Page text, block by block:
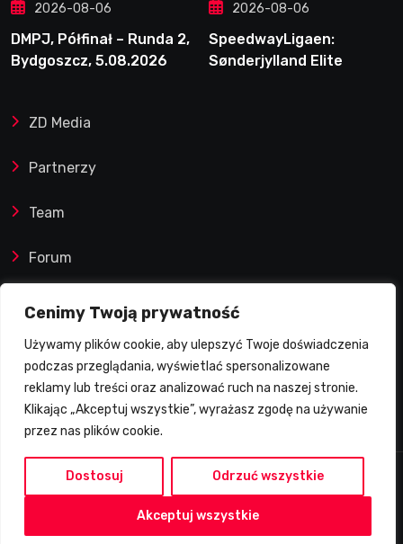
Cenimy Twoją prywatność
Używamy plików cookie, aby ulepszyć Twoje doświadczenia
podczas przeglądania, wyświetlać spersonalizowane
reklamy lub treści oraz analizować ruch na naszej stronie.
Klikając „Akceptuj wszystkie”, wyrażasz zgodę na używanie
przez nas plików cookie.
Dostosuj Odrzuć wszystkie
Akceptuj wszystkie
2026-08-06
DMPJ, Półfinał – Runda 2,
Bydgoszcz, 5.08.2026
2026-08-06
SpeedwayLigaen:
Sønderjylland Elite
ZD Media
Partnerzy
Team
Forum
Reklamy i współprace
Prawa autorskie
Polityka Prywatności